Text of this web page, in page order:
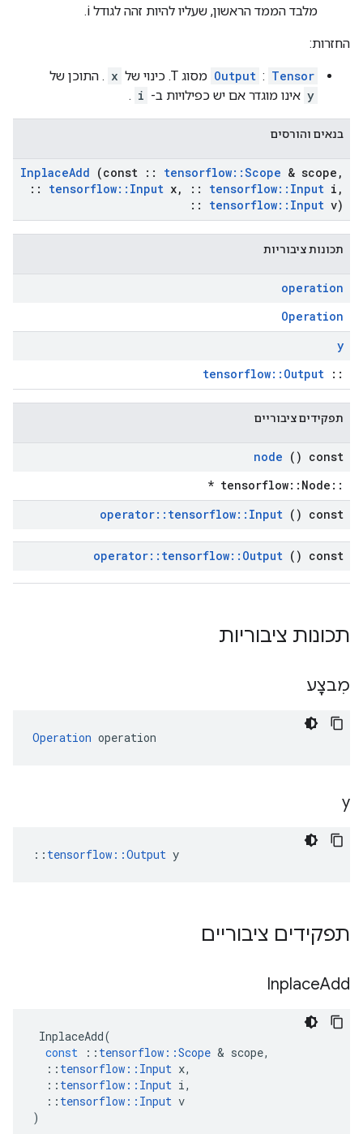
מלבד הממד הראשון, שעליו להיות זהה לגודל i.
החזרות:
Output : Tensor מסוג T. כינוי של x . התוכן של
y אינו מוגדר אם יש כפילויות ב- i
.
בנאים והורסים
InplaceAdd (const :: tensorflow::Scope & scope ,
::
tensorflow:: Input x, :: tensorflow:: Input i ,
::
tensorflow:: Input v)
תכונות ציבוריות
operation
Operation
y
::
tensorflow::Output
תפקידים ציבוריים
node () const
::tensorflow::Node *
operator:: tensorflow:: Input () const
operator:: tensorflow:: Output () const
תכונות ציבוריות
מִבצָע
Operation operation
y
:: tensorflow::Output y
תפקידים ציבוריים
InplaceAdd
InplaceAdd(
const
:: tensorflow ::Scope & scope,
:: tensorflow :: Input x,
:: tensorflow :: Input i,
:: tensorflow :: Input v
)